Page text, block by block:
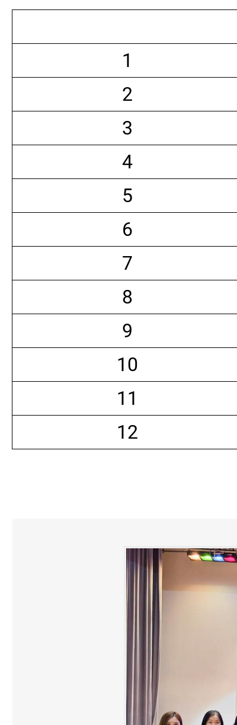
1
2
3
4
5
6
7
8
9
10
11
12